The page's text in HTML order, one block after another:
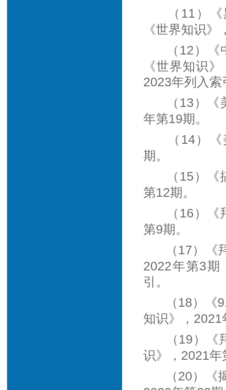
（11）
《世界知识
（12）
《世界知识
2023年列入索
（13）
年第19期。
（14）
期。
（15）
第12期。
（16）
第9期。
（17）
2022年第3期
引。
（18）
知识》，
（19）
识》，2021年
（20）